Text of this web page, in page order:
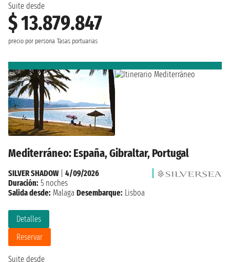
Suite desde
$ 13.879.847
precio por persona Tasas portuarias
Mediterráneo: España, Gibraltar, Portugal
Suite desde
Detalles
Reservar
SILVER SHADOW| 4/09/2026
Duración: 5 noches
Salida desde: Malaga Desembarque: Lisboa